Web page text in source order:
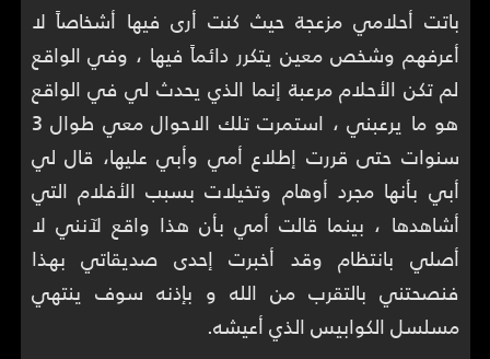
باتت أحلامي مزعجة حيث كنت أرى فيها أشخاصاً لا
أعرفهم وشخص معين يتكرر دائماً فيها ، وفي الواقع
لم تكن الأحلام مرعبة إنما الذي يحدث لي في الواقع
هو ما يرعبني ، استمرت تلك الاحوال معي طوال 3
سنوات حتى قررت إطلاع أمي وأبي عليها، قال لي
أبي بأنها مجرد أوهام وتخيلات بسبب الأفلام التي
أشاهدها ، بينما قالت أمي بأن هذا واقع لآنني لا
أصلي بانتظام وقد أخبرت إحدى صديقاتي بهذا
فنصحتني بالتقرب من الله و بإذنه سوف ينتهي
مسلسل الكوابيس الذي أعيشه.